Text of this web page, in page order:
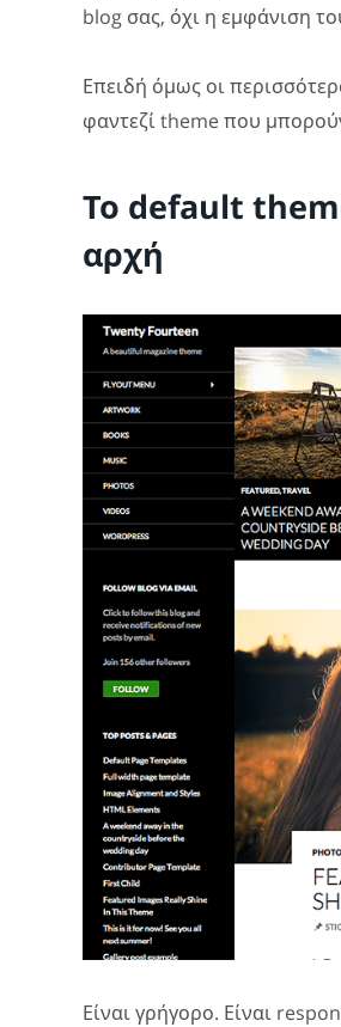
blog σας, όχι η εμφάνιση
Επειδή όμως οι
φαντεζί theme που
Το default
αρχή
Είναι γρήγορο. Είναι